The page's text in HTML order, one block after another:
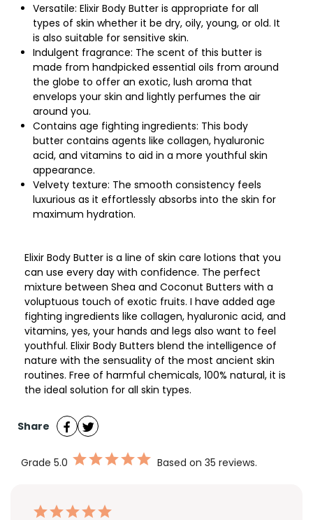
Versatile: Elixir Body Butter is appropriate for all
types of skin whether it be dry, oily, young, or old. It
is also suitable for sensitive skin.
Indulgent fragrance: The scent of this butter is
made from handpicked essential oils from around
the globe to offer an exotic, lush aroma that
envelops your skin and lightly perfumes the air
around you.
Contains age fighting ingredients: This body
butter contains agents like collagen, hyaluronic
acid, and vitamins to aid in a more youthful skin
appearance.
Velvety texture: The smooth consistency feels
luxurious as it effortlessly absorbs into the skin for
maximum hydration.
Elixir Body Butter is a line of skin care lotions that you
can use every day with confidence. The perfect
mixture between Shea and Coconut Butters with a
voluptuous touch of exotic fruits. I have added age
fighting ingredients like collagen, hyaluronic acid, and
vitamins, yes, your hands and legs also want to feel
youthful. Elixir Body Butters blend the intelligence of
nature with the sensuality of the most ancient skin
routines. Free of harmful chemicals, 100% natural, it is
the ideal solution for all skin types.
Share
Grade 5.0 Based on 35 reviews.